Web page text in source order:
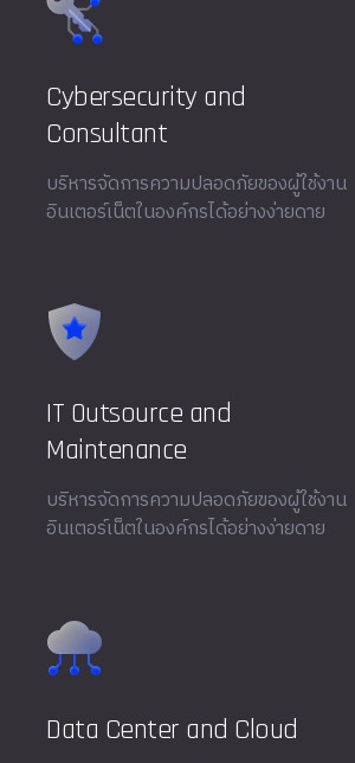
Cybersecurity and
Consultant
บริหารจัดการความปลอดภัยของผู้ใช้งาน
อินเตอร์เน็ตในองค์กรได้อย่างง่ายดาย
IT Outsource and
Maintenance
บริหารจัดการความปลอดภัยของผู้ใช้งาน
อินเตอร์เน็ตในองค์กรได้อย่างง่ายดาย
Data Center and Cloud